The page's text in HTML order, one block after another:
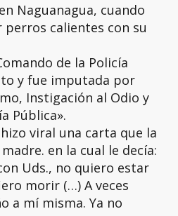
Naguanagua, cuando
perros calientes con su
de la Policía
y fue imputada por
Instigación al Odio y
Pública».
viral una carta que la
en la cual le decía:
Uds., no quiero estar
morir (…) A veces
a mí misma. Ya no